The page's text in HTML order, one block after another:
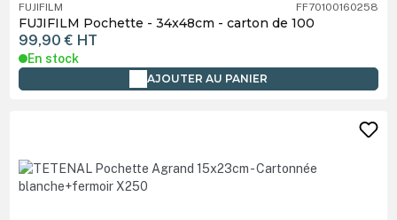
FUJIFILM FF70100160258
FUJIFILM Pochette - 34x48cm - carton de 100
99,90 € HT
En stock
AJOUTER AU PANIER